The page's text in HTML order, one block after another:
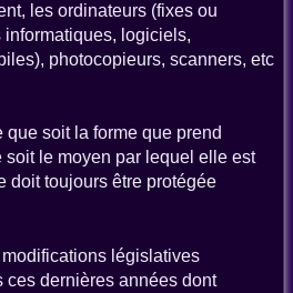
les ordinateurs (fixes ou
logiciels,
photocopieurs, scanners, etc
soit la forme que prend
soit le moyen par lequel elle est
doit toujours être protégée
législatives
ces dernières années dont